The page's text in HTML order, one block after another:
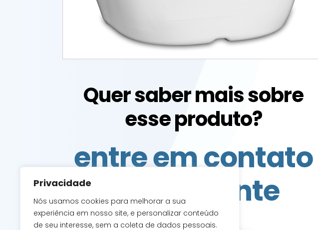
Privacidade
Nós usamos cookies para melhorar a sua
experiência em nosso site, e personalizar conteúdo
de seu interesse, sem a coleta de dados pessoais.
Quer saber mais sobre
esse produto?
entre em contato
com a gente